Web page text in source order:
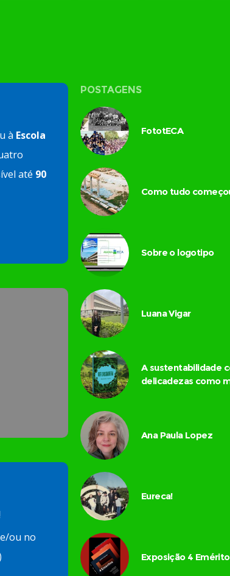
à Escola
até 90
ou no
POSTAGENS
FototECA
Como tudo
Sobre o logotipo
Luana Vigar
A sustentabilidade
delicadezas como
Ana Paula Lopez
Eureca!
Exposição 4